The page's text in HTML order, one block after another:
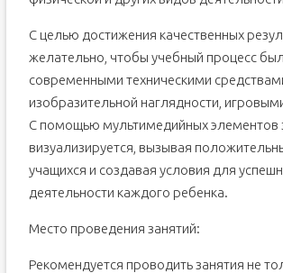
С целью достижения качественных
желательно, чтобы учебный процесс
современными техническими
изобразительной наглядности,
С помощью мультимедийных элементов
визуализируется, вызывая
учащихся и создавая условия для
деятельности каждого ребенка.
Место проведения занятий:
Рекомендуется проводить занятия не